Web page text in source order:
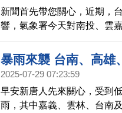
新聞首先帶您關心，近期，
響，氣象署今天對南投、雲
續有災情傳出，包括嘉義縣
空情形嚴重；高雄六龜出現
暴雨來襲 台南、高雄
2025-07-29 07:23:59
早安新唐人先來關心，受到
雨，其中嘉義、雲林、台南